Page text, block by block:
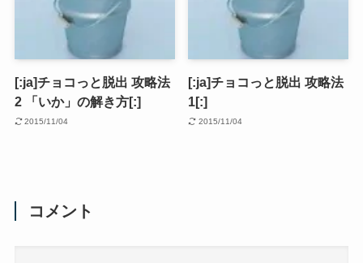
[:ja]チョコっと脱出 攻略法
2 「いか」の解き方[:]
2015/11/04
[:ja]チョコっと脱出 攻略法
1[:]
2015/11/04
コメント